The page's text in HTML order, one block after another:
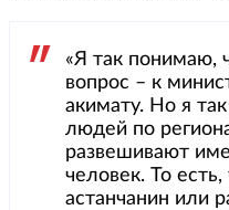
«Я так понимаю,
вопрос – к
акимату. Но я
людей по
развешивают
человек. То
астанчанин или